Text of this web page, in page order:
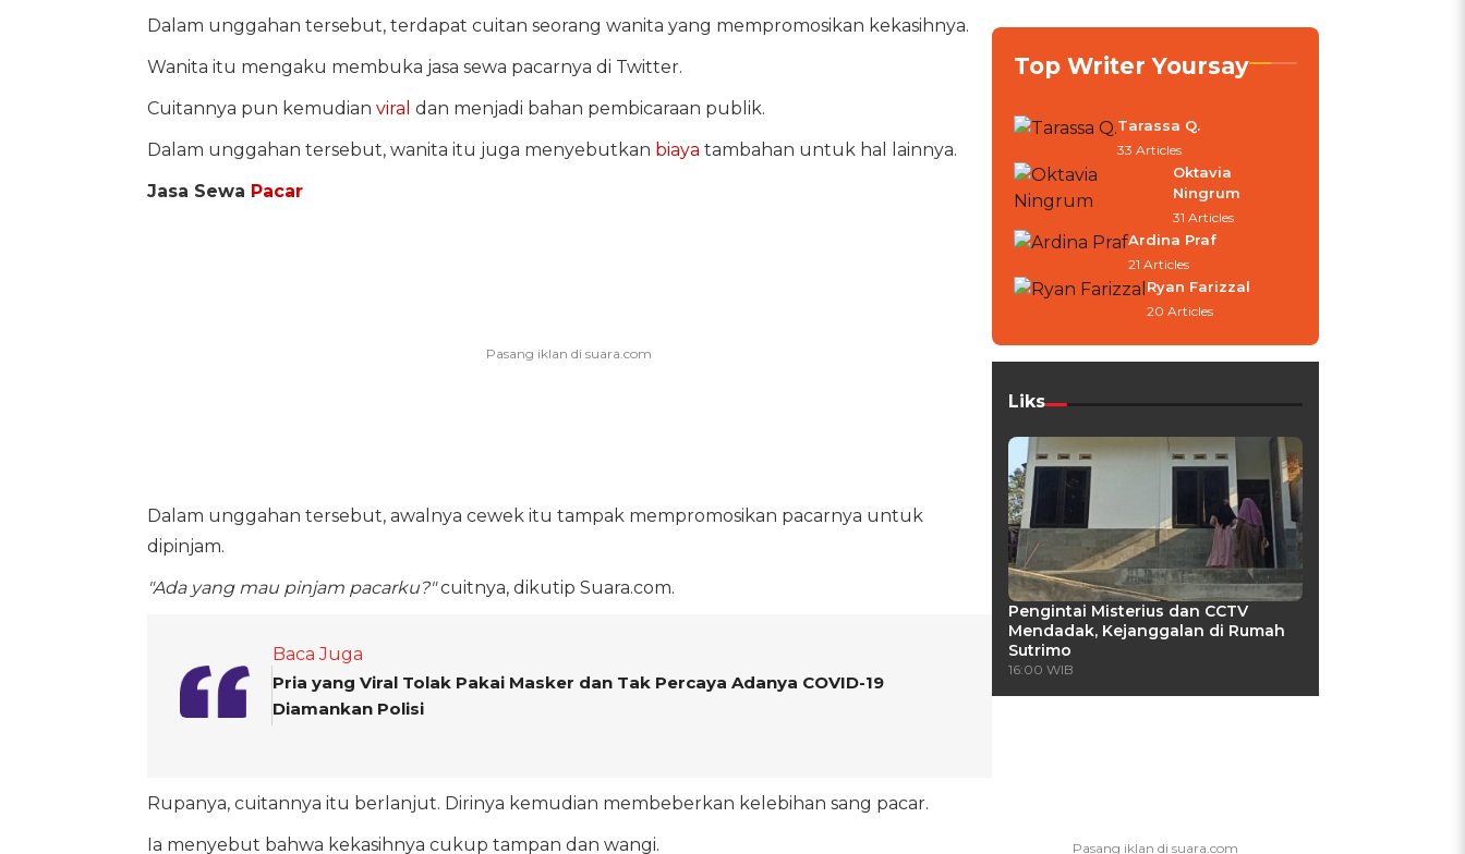
Dalam unggahan tersebut, terdapat cuitan seorang wanita yang mempromosikan kekasihnya.
Wanita itu mengaku membuka jasa sewa pacarnya di Twitter.
Cuitannya pun kemudian viral dan menjadi bahan pembicaraan publik.
Dalam unggahan tersebut, wanita itu juga menyebutkan biaya tambahan untuk hal lainnya.
Jasa Sewa Pacar
Dalam unggahan tersebut, awalnya cewek itu tampak mempromosikan pacarnya untuk
dipinjam.
"Ada yang mau pinjam pacarku?"cuitnya, dikutip Suara.com.
Baca Juga
Pria yang Viral Tolak Pakai Masker dan Tak Percaya Adanya COVID-19
Diamankan Polisi
Rupanya, cuitannya itu berlanjut. Dirinya kemudian membeberkan kelebihan sang pacar.
Ia menyebut bahwa kekasihnya cukup tampan dan wangi.
Top Writer Yoursay
Tarassa Q.
33 Articles
Oktavia
Ningrum
31 Articles
Ardina Praf
21 Articles
Ryan Farizzal
20 Articles
Liks
Pengintai Misterius dan CCTV
Mendadak, Kejanggalan di Rumah
Sutrimo
16:00 WIB